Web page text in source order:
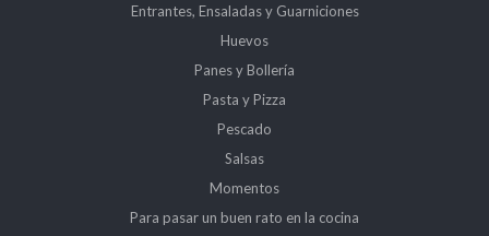
Entrantes, Ensaladas y Guarniciones
Huevos
Panes y Bollería
Pasta y Pizza
Pescado
Salsas
Momentos
Para pasar un buen rato en la cocina